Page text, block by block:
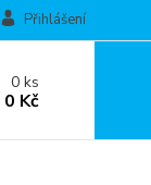
Přihlášení
0ks
0 Kč